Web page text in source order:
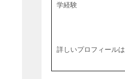
学経験
詳しいプロフィールは